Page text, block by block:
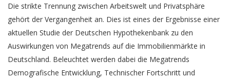
Die strikte Trennung zwischen Arbeitswelt und Privatsphäre
gehört der Vergangenheit an. Dies ist eines der Ergebnisse einer
aktuellen Studie der Deutschen Hypothekenbank zu den
Auswirkungen von Megatrends auf die Immobilienmärkte in
Deutschland. Beleuchtet werden dabei die Megatrends
Demografische Entwicklung, Technischer Fortschritt und